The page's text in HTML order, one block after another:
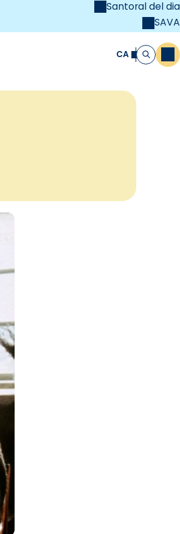
Santoral del dia
SAVA
CA Cerca